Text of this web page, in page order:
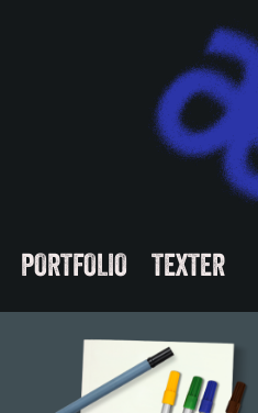
PORTFOLIO TEXTER